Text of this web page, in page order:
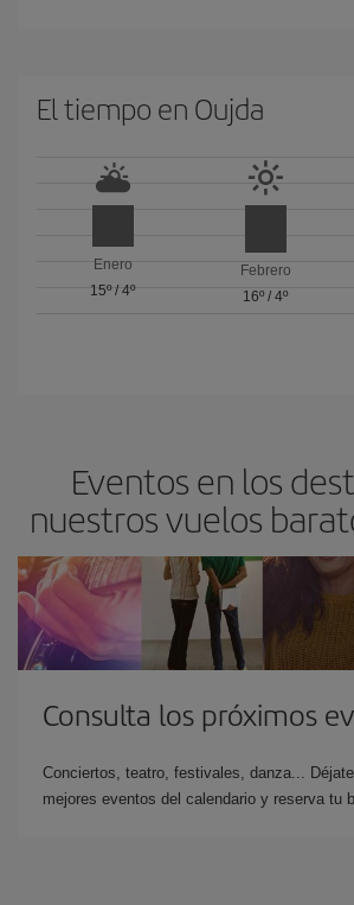
El tiempo en Oujda
Enero
15º/4º
Febrero
16º / 4º
Eventos en los
nuestros vuelos
Consulta los próximos
Conciertos, teatro, festivales, danza...
mejores eventos del calendario y reserva tu